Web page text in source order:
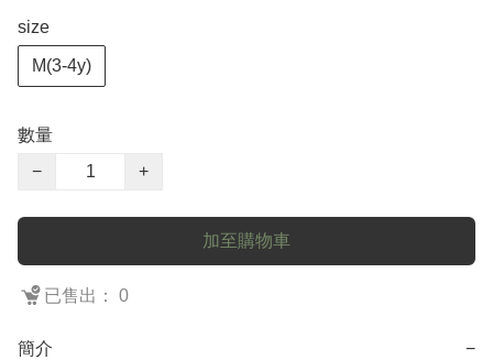
size
M(3-4y)
數量
−
+
加至購物車
已售出： 0
簡介 −